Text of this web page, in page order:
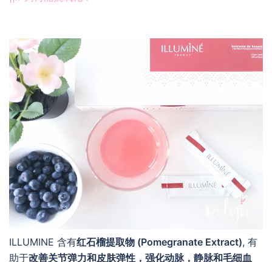
ILLUMINE 含有红石榴提取物 (Pomegranate Extract), 有
助于改善关节弹力和皮肤弹性，强化动脉，静脉和毛细血